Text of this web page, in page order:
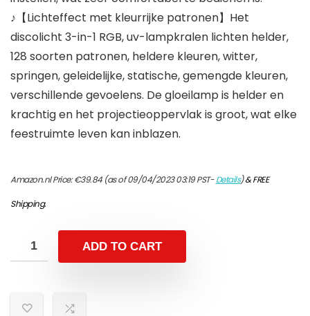
♪【Lichteffect met kleurrijke patronen】Het
discolicht 3-in-1 RGB, uv-lampkralen lichten helder,
128 soorten patronen, heldere kleuren, witter,
springen, geleidelijke, statische, gemengde kleuren,
verschillende gevoelens. De gloeilamp is helder en
krachtig en het projectieoppervlak is groot, wat elke
feestruimte leven kan inblazen.
Amazon.nl Price:€39.84(as of 09/04/2023 03:19 PST-Details)&FREE
Shipping.
ADD TO CART